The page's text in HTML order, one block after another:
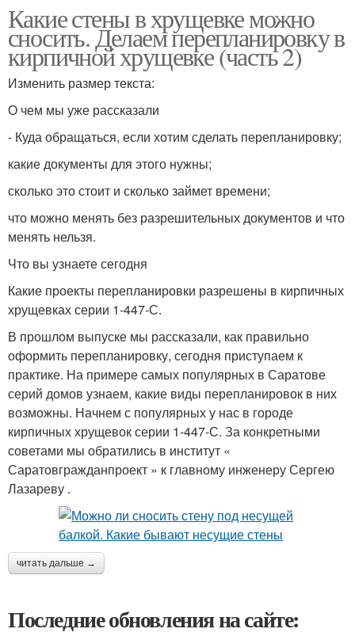
Какие стены в хрущевке можно
сносить. Делаем перепланировку в
кирпичной хрущевке (часть 2)
Изменить размер текста:
О чем мы уже рассказали
- Куда обращаться, если хотим сделать перепланировку;
какие документы для этого нужны;
сколько это стоит и сколько займет времени;
что можно менять без разрешительных документов и что
менять нельзя.
Что вы узнаете сегодня
Какие проекты перепланировки разрешены в кирпичных
хрущевках серии 1-447-С.
В прошлом выпуске мы рассказали, как правильно
оформить перепланировку, сегодня приступаем к
практике. На примере самых популярных в Саратове
серий домов узнаем, какие виды перепланировок в них
возможны. Начнем с популярных у нас в городе
кирпичных хрущевок серии 1-447-С. За конкретными
советами мы обратились в институт «
Саратовгражданпроект » к главному инженеру Сергею
Лазареву .
читать дальше →
Последние обновления на сайте: